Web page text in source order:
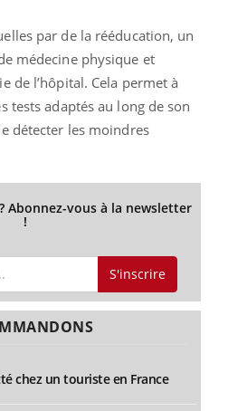
par de la rééducation, un
médecine physique et
de l’hôpital. Cela permet à
tests adaptés au long de son
détecter les moindres
Abonnez-vous à la newsletter
!
S'inscrire
chez un touriste en France